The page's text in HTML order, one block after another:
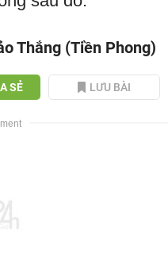
Thắng (Tiền Phong)
SẺ LƯU BÀI